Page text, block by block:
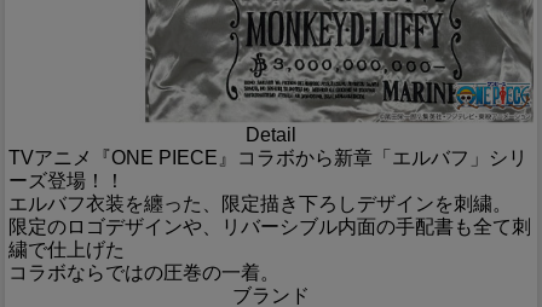
Detail
TVアニメ『ONE PIECE』コラボから新章「エルバフ」シリ
ーズ登場！！
エルバフ衣装を纏った、限定描き下ろしデザインを刺繍。
限定のロゴデザインや、リバーシブル内面の手配書も全て刺
繍で仕上げた
コラボならではの圧巻の一着。
ブランド